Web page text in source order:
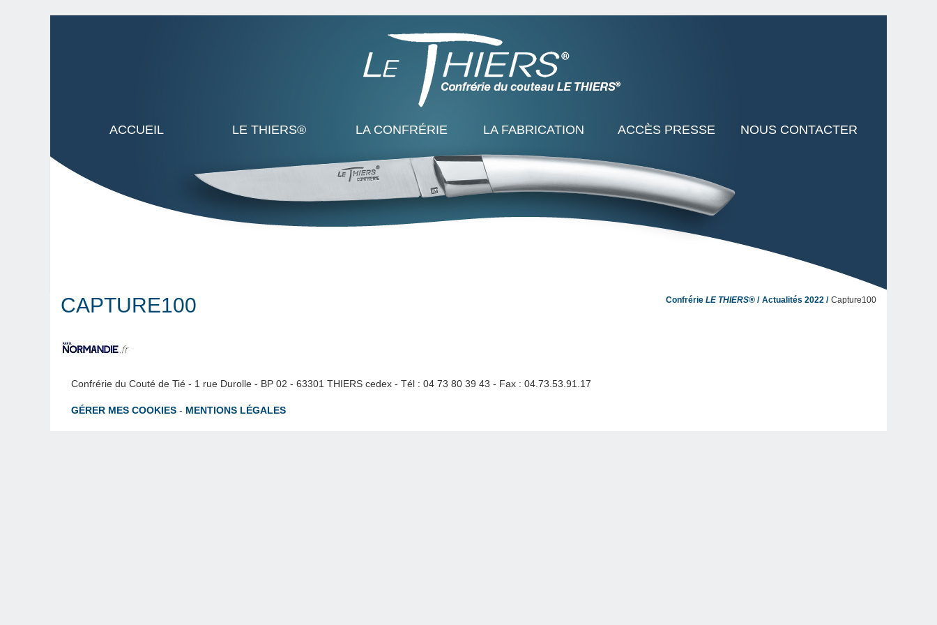
ACCUEIL LE THIERS® LA CONFRÉRIE LA FABRICATION ACCÈS PRESSE NOUS CONTACTER
CAPTURE100 Confrérie LE THIERS® Actualités 2022 Capture100
Confrérie du Couté de Tié - 1 rue Durolle - BP 02 - 63301 THIERS cedex - Tél : 04 73 80 39 43 - Fax : 04.73.53.91.17
GÉRER MES COOKIES - MENTIONS LÉGALES